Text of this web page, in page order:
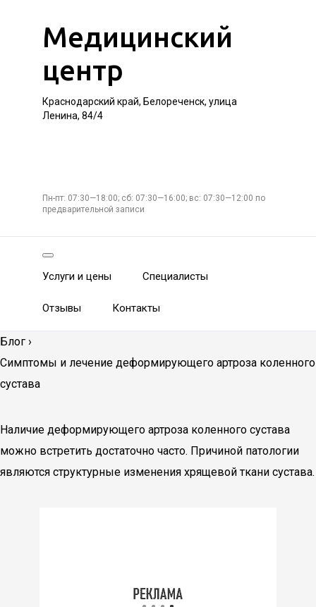
Медицинский
центр
Краснодарский край, Белореченск, улица
Ленина, 84/4
Пн-пт: 07:30—18:00; сб: 07:30—16:00; вс: 07:30—12:00 по
предварительной записи
Услуги и цены Специалисты
Отзывы Контакты
Блог ›
Симптомы и лечение деформирующего артроза коленного
сустава
Наличие деформирующего артроза коленного сустава
можно встретить достаточно часто. Причиной патологии
являются структурные изменения хрящевой ткани сустава.